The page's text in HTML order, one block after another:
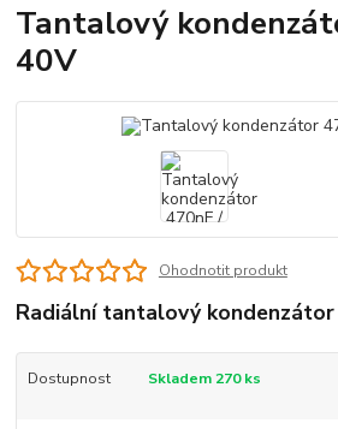
Tantalový
40V
Ohodnotit produkt
Radiální tantalový
Dostupnost Skladem 270 ks